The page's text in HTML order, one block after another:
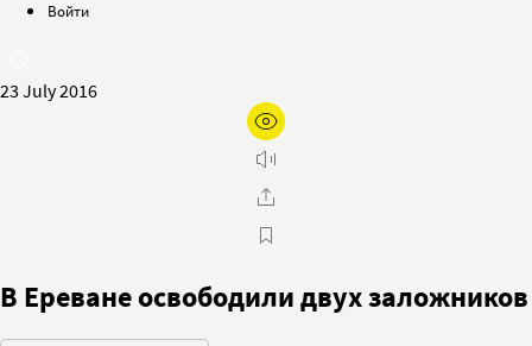
Войти
23 July 2016
В Ереване освободили двух заложников